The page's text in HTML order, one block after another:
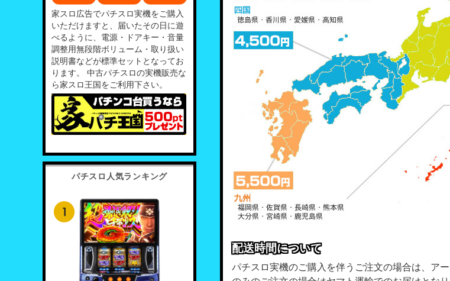
配送時間について
パチスロ実機のご購入を伴うご注文の場合は、ア
家スロ広告でパチスロ実機をご購入
いただけますと、届いたその日に遊
べるように、電源・ドアキー・音量
調整用無段階ボリューム・取り扱い
説明書などが標準セットとなってお
ります。 中古パチスロの実機販売な
ら家スロ王国をご利用下さい。
パチスロ人気ランキング